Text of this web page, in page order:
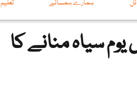
ہمارے ہمسائے تعلیم
سیاہ منانے کا